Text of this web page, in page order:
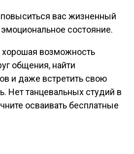
вас жизненный
состояние.
возможность
общения, найти
и даже встретить свою
Нет танцевальных студий в
осваивать бесплатные